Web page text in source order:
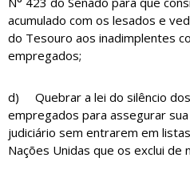
acumulado com os lesados e
do Tesouro aos inadimplentes
empregados;
d) Quebrar a lei do silêncio
empregados para assegurar
judiciário sem entrarem em
Nações Unidas que os exclui de